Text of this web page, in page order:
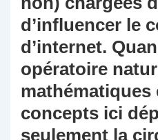
d’influencer le
d’internet.
opératoire
mathématiques
concepts ici
seulement la